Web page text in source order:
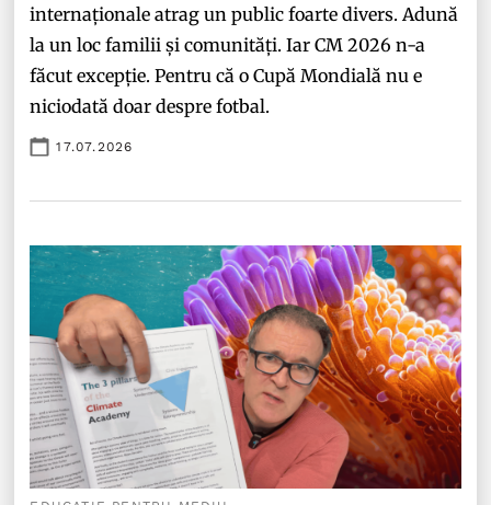
internaționale atrag un public foarte divers. Adună
la un loc familii și comunități. Iar CM 2026 n-a
făcut excepție. Pentru că o Cupă Mondială nu e
niciodată doar despre fotbal.
17.07.2026